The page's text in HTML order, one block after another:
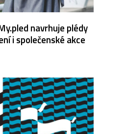
navrhuje plédy
i společenské akce